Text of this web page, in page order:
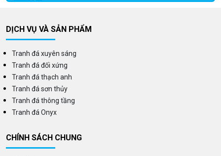
Địa chỉ: Km2 Phan Trọng Tuệ, Huỳnh Cung, Thanh
Tổng đài: 0335.120.296
DỊCH VỤ VÀ SẢN PHẨM
Tranh đá xuyên sáng
Tranh đá đối xứng
Tranh đá thạch anh
Tranh đá sơn thủy
Tranh đá thông tầng
Tranh đá Onyx
CHÍNH SÁCH CHUNG